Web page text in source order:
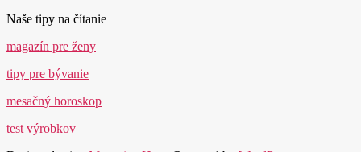
Naše tipy na čítanie
magazín pre ženy
tipy pre bývanie
mesačný horoskop
test výrobkov